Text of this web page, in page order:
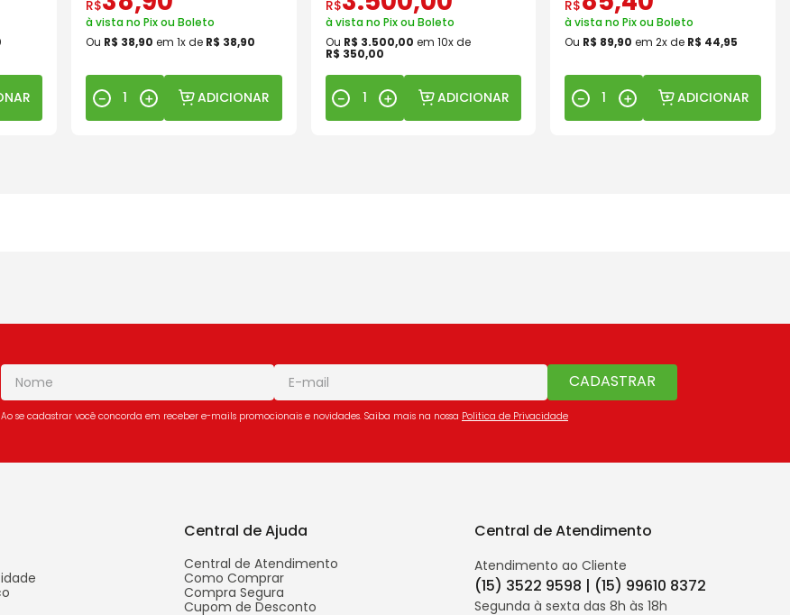
R$
à vista no Pix ou Boleto
Ou R$ 38,90 em1x de R$ 38,90
＋
－ ADICIONAR
R$
à vista no Pix ou Boleto
Ou R$ 3.500,00 em 10x de
R$ 350,00
＋
－ ADICIONAR
R$
à vista no Pix ou Boleto
Ou R$ 89,90 em2x de R$ 44,95
＋
－ ADICIONAR
CADASTRAR
Ao se cadastrar você concorda em receber e-mails promocionais e novidades. Saiba mais na nossa Politica de Privacidade
Central de Ajuda
Central de Atendimento
Como Comprar
Compra Segura
Cupom de Desconto
Central de Atendimento
Atendimento ao Cliente
(15) 3522 9598 | (15) 99610 8372
Segunda à sexta das 8h às 18h